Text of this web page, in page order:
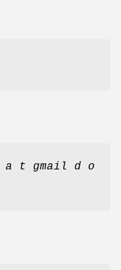
a t gmail d o